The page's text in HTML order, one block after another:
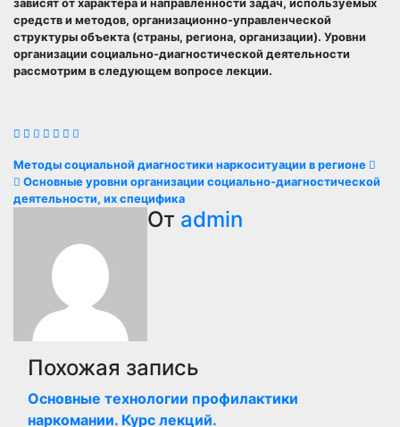
зависят от характера и направленности задач, используемых
средств и методов, организационно-управленческой
структуры объекта (страны, региона, организации). Уровни
организации социально-диагностической деятельности
рассмотрим в следующем вопросе лекции.
Навигация
по
записям
Методы социальной диагностики наркоситуации в регионе
Основные уровни организации социально-диагностической
деятельности, их специфика
От admin
Похожая запись
Основные технологии профилактики
наркомании. Курс лекций.